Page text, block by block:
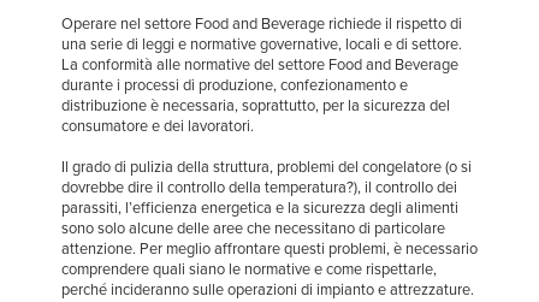
中文
MIDDLE EAST/AFRICA
English
Operare nel settore Food and Beverage richiede il rispetto di
una serie di leggi e normative governative, locali e di settore.
La conformità alle normative del settore Food and Beverage
durante i processi di produzione, confezionamento e
distribuzione è necessaria, soprattutto, per la sicurezza del
consumatore e dei lavoratori.
Il grado di pulizia della struttura, problemi del congelatore (o si
dovrebbe dire il controllo della temperatura?), il controllo dei
parassiti, l’efficienza energetica e la sicurezza degli alimenti
sono solo alcune delle aree che necessitano di particolare
attenzione. Per meglio affrontare questi problemi, è necessario
comprendere quali siano le normative e come rispettarle,
perché incideranno sulle operazioni di impianto e attrezzature.